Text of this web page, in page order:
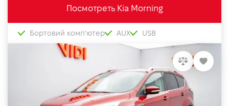
Посмотреть Kia Morning
Бортовий комп'ютер AUX USB